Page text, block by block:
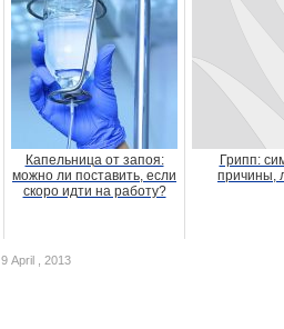
Капельница от запоя:
можно ли поставить, если
скоро идти на работу?
Грипп:
причины,
9 April , 2013